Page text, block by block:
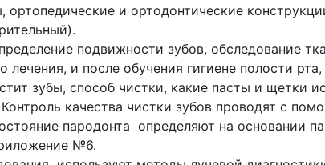
и ортодонтические
подвижности зубов, обследование
лечения, и после обучения гигиене полости
зубы, способ чистки, какие пасты и щетки
качества чистки зубов проводят с
пародонта определяют на основании
№6.